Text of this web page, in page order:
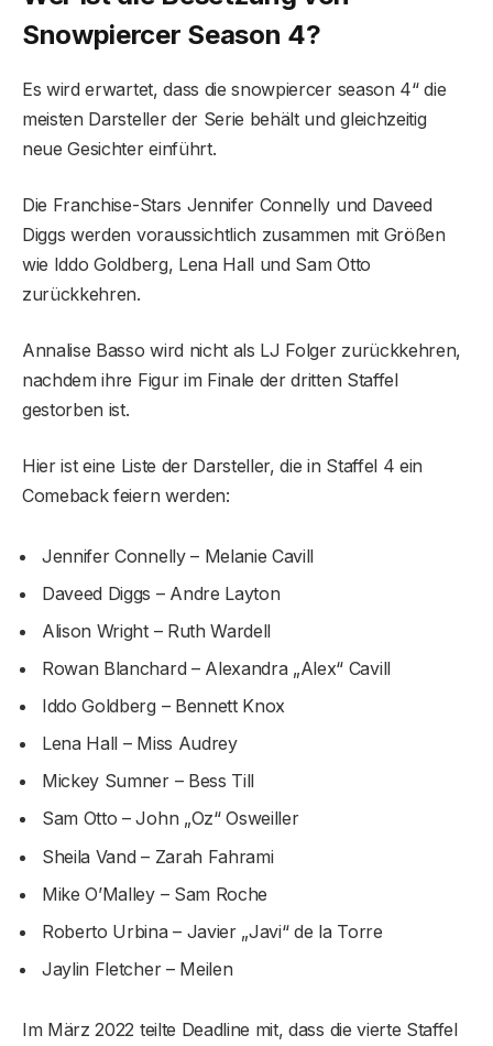
Snowpiercer Season 4?
Es wird erwartet, dass die snowpiercer season 4“ die
meisten Darsteller der Serie behält und gleichzeitig
neue Gesichter einführt.
Die Franchise-Stars Jennifer Connelly und Daveed
Diggs werden voraussichtlich zusammen mit Größen
wie Iddo Goldberg, Lena Hall und Sam Otto
zurückkehren.
Annalise Basso wird nicht als LJ Folger zurückkehren,
nachdem ihre Figur im Finale der dritten Staffel
gestorben ist.
Hier ist eine Liste der Darsteller, die in Staffel 4 ein
Comeback feiern werden:
Jennifer Connelly – Melanie Cavill
Daveed Diggs – Andre Layton
Alison Wright – Ruth Wardell
Rowan Blanchard – Alexandra „Alex“ Cavill
Iddo Goldberg – Bennett Knox
Lena Hall – Miss Audrey
Mickey Sumner – Bess Till
Sam Otto – John „Oz“ Osweiller
Sheila Vand – Zarah Fahrami
Mike O’Malley – Sam Roche
Roberto Urbina – Javier „Javi“ de la Torre
Jaylin Fletcher – Meilen
Im März 2022 teilte Deadline mit, dass die vierte Staffel